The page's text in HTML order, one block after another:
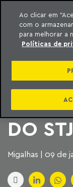
o conteúdo
Machado Meyer
DO STJ
Migalhas | 09 de
Ao clicar em
com o
para melhorar a
Políticas de